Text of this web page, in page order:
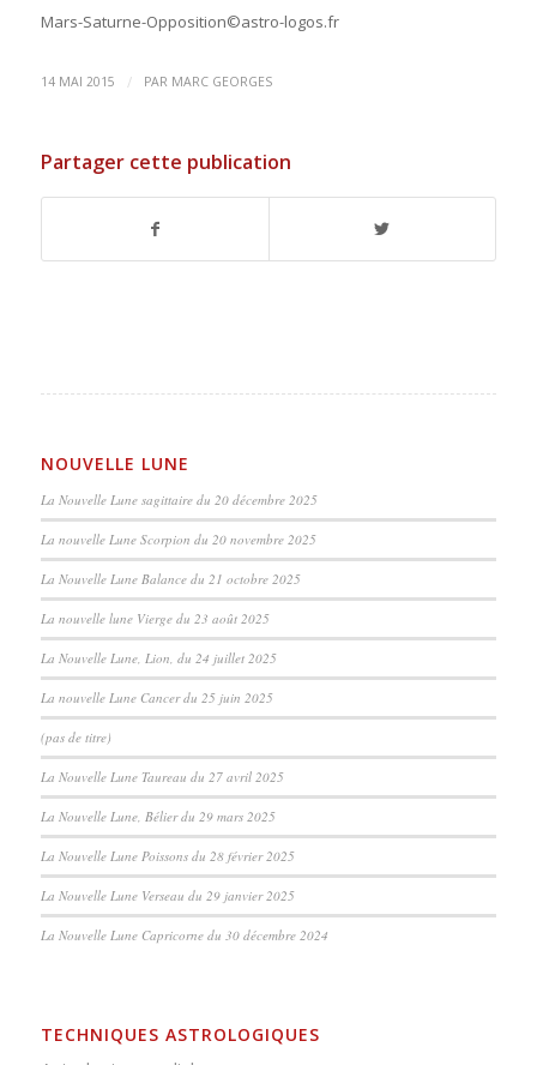
Mars-Saturne-Opposition©astro-logos.fr
14 MAI 2015 / PAR MARC GEORGES
Partager cette publication
NOUVELLE LUNE
La Nouvelle Lune sagittaire du 20 décembre 2025
La nouvelle Lune Scorpion du 20 novembre 2025
La Nouvelle Lune Balance du 21 octobre 2025
La nouvelle lune Vierge du 23 août 2025
La Nouvelle Lune, Lion, du 24 juillet 2025
La nouvelle Lune Cancer du 25 juin 2025
(pas de titre)
La Nouvelle Lune Taureau du 27 avril 2025
La Nouvelle Lune, Bélier du 29 mars 2025
La Nouvelle Lune Poissons du 28 février 2025
La Nouvelle Lune Verseau du 29 janvier 2025
La Nouvelle Lune Capricorne du 30 décembre 2024
TECHNIQUES ASTROLOGIQUES